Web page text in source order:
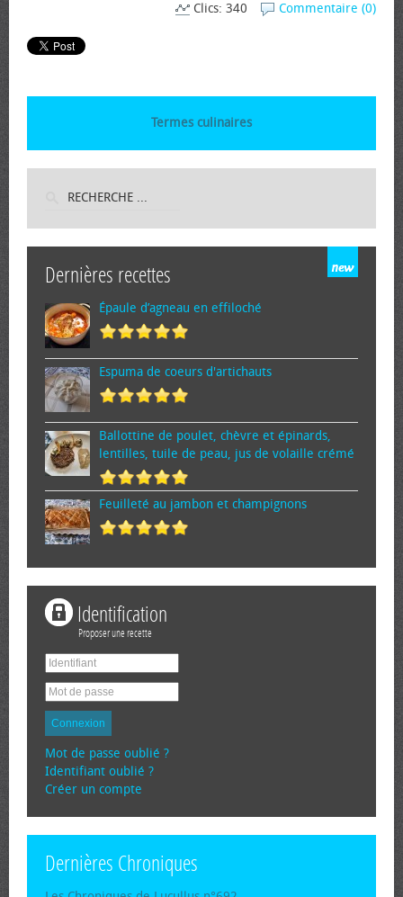
Commentaire (0)
Clics: 340
Termes culinaires
Dernières recettes
Épaule d’agneau en effiloché
Espuma de cœurs d'artichauts
Ballottine de poulet, chèvre et épinards,
lentilles, tuile de peau, jus de volaille crémé
Feuilleté au jambon et champignons
Identification
Proposer une recette
Connexion
Mot de passe oublié ?
Identifiant oublié ?
Créer un compte
Dernières Chroniques